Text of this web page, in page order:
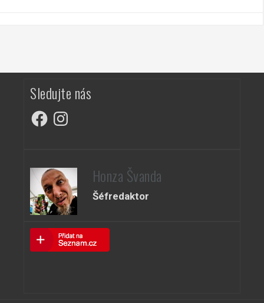
Sledujte nás
FacebookInstagram
Honza Švanda
Šéfredaktor